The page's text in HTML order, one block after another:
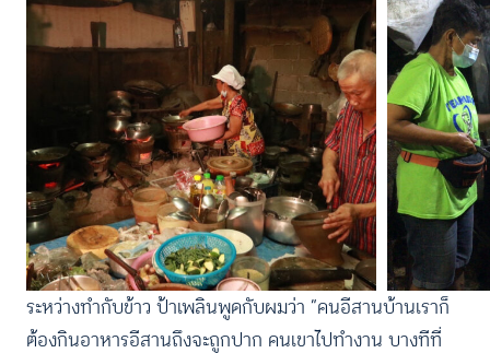
ระหว่างทำกับข้าว ป้าเพลินพูดกับผมว่า “คนอีสานบ้านเราก็
ต้องกินอาหารอีสานถึงจะถูกปาก คนเขาไปทำงาน บางทีที่